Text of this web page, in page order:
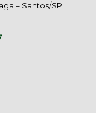
– Santos/SP